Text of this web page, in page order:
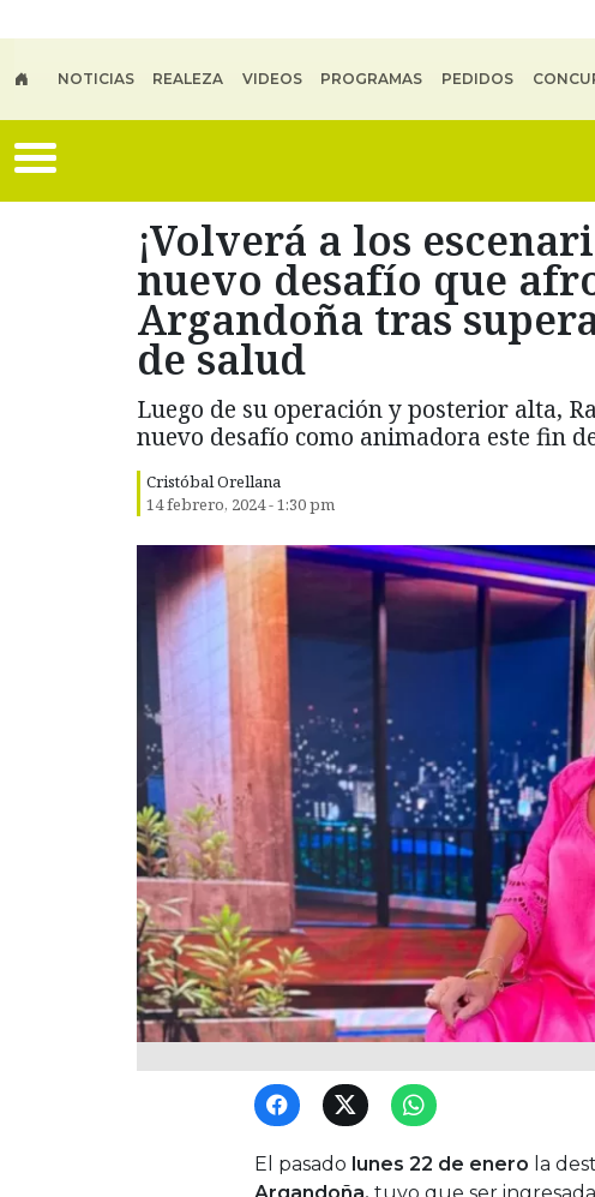
NOTICIAS REALEZA VIDEOS PROGRAMAS PEDIDOS
¡Volverá a los
nuevo desafío que
Argandoña tras
de salud
Luego de su operación y posterior alta,
nuevo desafío como animadora este fin
Cristóbal Orellana
14 febrero, 2024 - 1:30 pm
El pasado lunes 22 de enero la
Argandoña, tuvo que ser